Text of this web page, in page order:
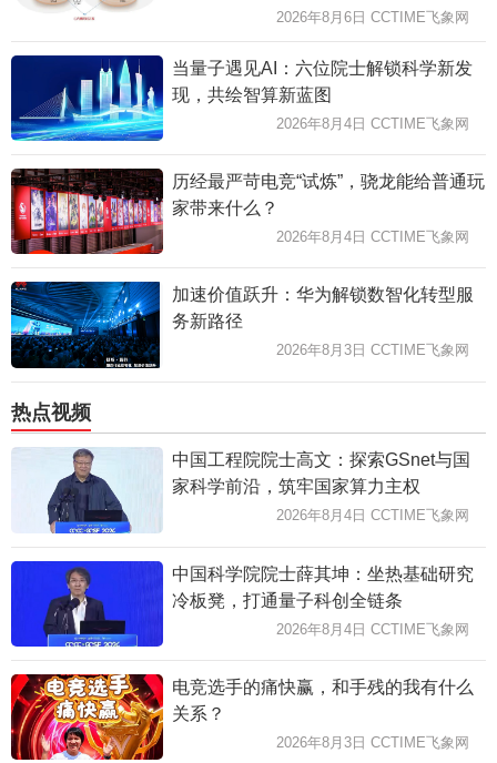
2026年8月6日 CCTIME飞象网
当量子遇见AI：六位院士解锁科学新发
现，共绘智算新蓝图
2026年8月4日 CCTIME飞象网
历经最严苛电竞“试炼”，骁龙能给普通玩
家带来什么？
2026年8月4日 CCTIME飞象网
加速价值跃升：华为解锁数智化转型服
务新路径
2026年8月3日 CCTIME飞象网
热点视频
中国工程院院士高文：探索GSnet与国
家科学前沿，筑牢国家算力主权
2026年8月4日 CCTIME飞象网
中国科学院院士薛其坤：坐热基础研究
冷板凳，打通量子科创全链条
2026年8月4日 CCTIME飞象网
电竞选手的痛快赢，和手残的我有什么
关系？
2026年8月3日 CCTIME飞象网